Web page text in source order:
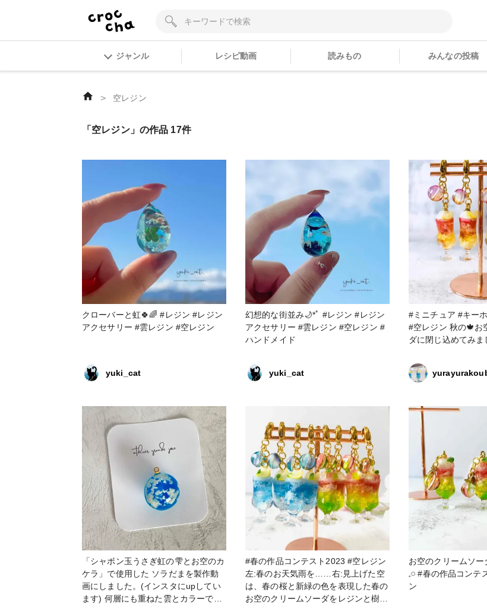
ジャンル レシピ動画 読みもの みんなの投稿
＞ 空レジン
「空レジン」の作品 17件
クローバーと虹🍀🌈 #レジン #レジン
アクセサリー #雲レジン #空レジン
yuki_cat
幻想的な街並み🌙*ﾟ #レジン #レジン
アクセサリー #雲レジン #空レジン #
ハンドメイド
yuki_cat
#ミニチュア #キーホルダー #レジン
#空レジン 秋の🍁お空をクリームソー
ダに閉じ込めてみ
「シャボン玉うさぎ虹の雫とお空のカ
ケラ」で使用した ソラだまを製作動
画にしました。(インスタにupしてい
ます) 何層にも重ねた雲とカラーで奥
#春の作品コンテスト2023 #空レジン
左:春のお天気雨を……右:見上げた空
は、春の桜と新緑の色を表現した春の
お空のクリームソーダをレジンと樹脂
お空のクリームソ
𓈒𓏸 #春の作品コンテスト2023 #空レジ
ン